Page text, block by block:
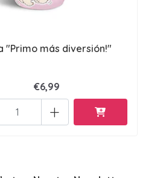
"Primo más diversión!"
€6,99
+